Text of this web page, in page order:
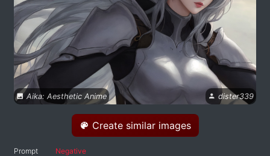
Aika: Aesthetic Anime dister339
Create similar images
Prompt Negative